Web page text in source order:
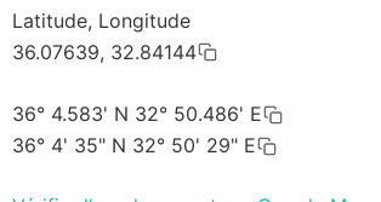
Latitude, Longitude
36.07639, 32.84144
36° 4.583' N 32° 50.486' E
36° 4' 35" N 32° 50' 29" E